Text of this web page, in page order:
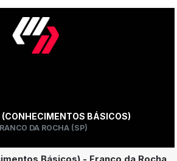
BÁSICOS)
DA ROCHA (SP)